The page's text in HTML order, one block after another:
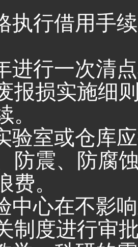
执行借用手
进行一次清
报损实施细
。
验室或仓库
防震、防腐
费。
中心在不影
制度进行审